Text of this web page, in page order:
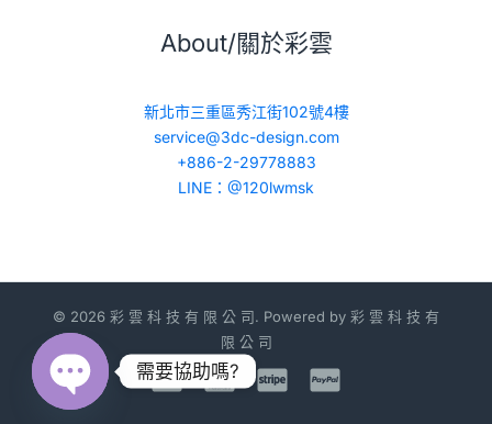
About/關於彩雲
新北市三重區秀江街102號4樓
service@3dc-design.com
+886-2-29778883
LINE：@120lwmsk
© 2026 彩 雲 科 技 有 限 公 司. Powered by 彩 雲 科 技 有
限 公 司
需要協助嗎?
Open